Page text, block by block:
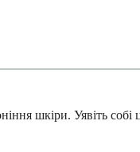
шкіри. Уявіть